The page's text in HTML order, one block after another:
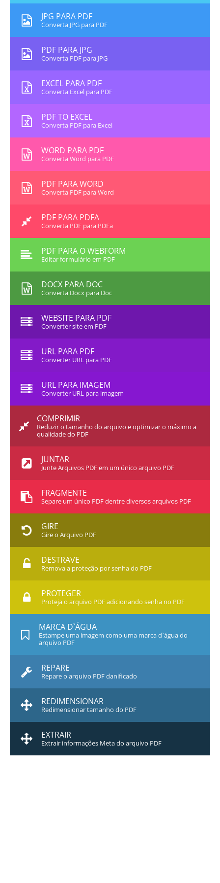
JPG PARA PDF
Converta JPG para PDF
PDF PARA JPG
Converta PDF para JPG
EXCEL PARA PDF
Converta Excel para PDF
PDF TO EXCEL
Converta PDF para Excel
WORD PARA PDF
Converta Word para PDF
PDF PARA WORD
Converta PDF para Word
PDF PARA PDFA
Converta PDF para PDFa
PDF PARA O WEBFORM
Editar formulário em PDF
DOCX PARA DOC
Converta Docx para Doc
WEBSITE PARA PDF
Converter site em PDF
URL PARA PDF
Converter URL para PDF
URL PARA IMAGEM
Converter URL para imagem
COMPRIMIR
Reduzir o tamanho do arquivo e optimizar o máximo a
qualidade do PDF
JUNTAR
Junte Arquivos PDF em um único arquivo PDF
FRAGMENTE
Separe um único PDF dentre diversos arquivos PDF
GIRE
Gire o Arquivo PDF
DESTRAVE
Remova a proteção por senha do PDF
PROTEGER
Proteja o arquivo PDF adicionando senha no PDF
MARCA D`ÁGUA
Estampe uma imagem como uma marca d`água do
arquivo PDF
REPARE
Repare o arquivo PDF danificado
REDIMENSIONAR
Redimensionar tamanho do PDF
EXTRAIR
Extrair informações Meta do arquivo PDF